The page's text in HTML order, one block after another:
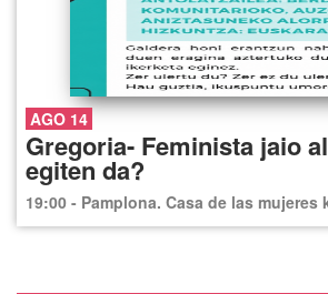
AGO 14
Gregoria- Feminista jaio
egiten da?
19:00 - Pamplona. Casa de las mujeres